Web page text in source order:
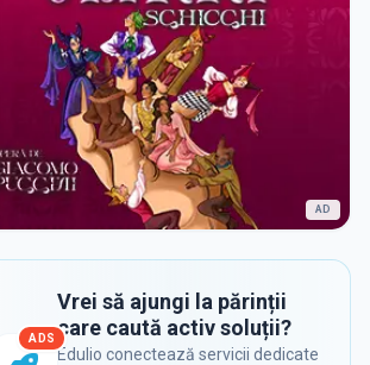
AD
ADS
Vrei să ajungi la părinții
care caută activ soluții?
Edulio conectează servicii dedicate